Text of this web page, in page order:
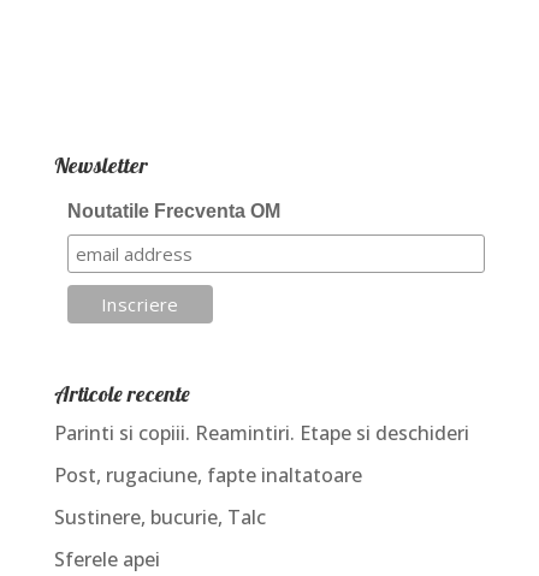
Newsletter
Noutatile Frecventa OM
Articole recente
Parinti si copiii. Reamintiri. Etape si deschideri
Post, rugaciune, fapte inaltatoare
Sustinere, bucurie, Talc
Sferele apei